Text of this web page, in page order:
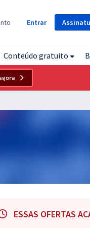
Entrar
Conteúdo gratuito
ESSAS OFERTAS